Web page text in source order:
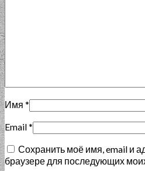
Имя *
Email*
Сохранить моё имя, email и
браузере для последующих